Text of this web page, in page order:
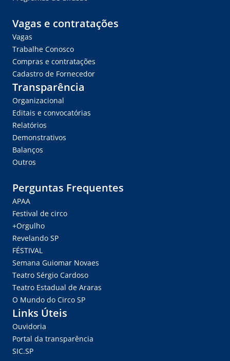
Vagas e contratações
Vagas
Trabalhe Conosco
Compras e contratações
Cadastro de Fornecedor
Transparência
Organizacional
Editais e convocatórias
Relatórios
Demonstrativos
Balanços
Outros
Perguntas Frequentes
APAA
Festival de circo
+Orgulho
Revelando SP
FÉSTIVAL
Semana Guiomar Novaes
Teatro Sérgio Cardoso
Teatro Estadual de Araras
O Mundo do Circo SP
Links Úteis
Ouvidoria
Portal da transparência
SIC.SP